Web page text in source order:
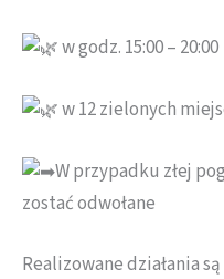
w godz. 15:00 – 20:00
w 12 zielonych
W przypadku złej
zostać odwołane
Realizowane działania